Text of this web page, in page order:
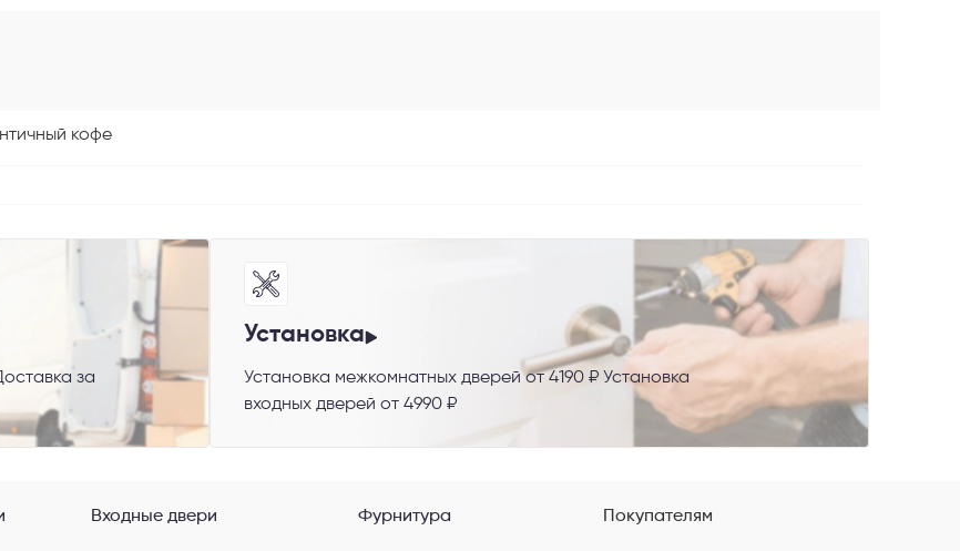
кофе
за
Установка
Установка межкомнатных дверей от 4190 ₽ Установка
входных дверей от 4990 ₽
Входные двери Фурнитура Покупателям
связи
Telegram
Политикой конфиденциальности и даю согласие на обработку персональных